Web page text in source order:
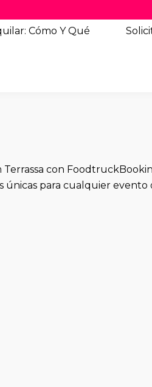
Cómo Y Qué
con
para cualquier evento